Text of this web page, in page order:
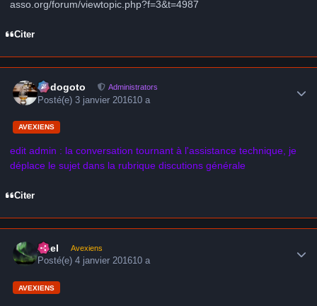
asso.org/forum/viewtopic.php?f=3&t=4987
Citer
frédogoto Administrators
Posté(e)3 janvier 201610 a
AVEXIENS
edit admin : la conversation tournant à l'assistance technique, je
déplace le sujet dans la rubrique discutions générale
Citer
Axel Avexiens
Posté(e)4 janvier 201610 a
AVEXIENS